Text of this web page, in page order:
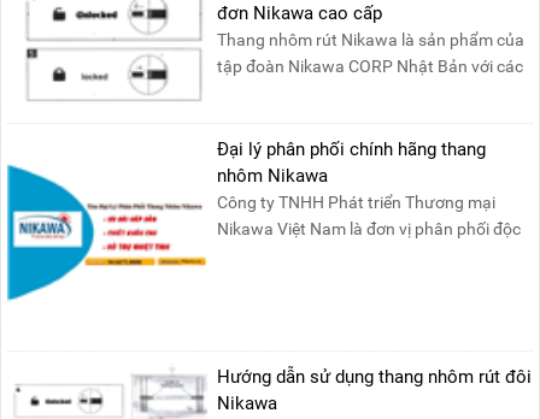
đơn Nikawa cao cấp
Thang nhôm rút Nikawa là sản phẩm của
tập đoàn Nikawa CORP Nhật Bản với các
Đại lý phân phối chính hãng thang
nhôm Nikawa
Công ty TNHH Phát triển Thương mại
Nikawa Việt Nam là đơn vị phân phối độc
Hướng dẫn sử dụng thang nhôm rút đôi
Nikawa